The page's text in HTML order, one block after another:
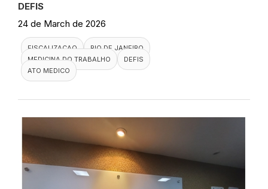
DEFIS
24 de March de 2026
FISCALIZACAO
RIO DE JANEIRO
MEDICINA DO TRABALHO
DEFIS
ATO MEDICO